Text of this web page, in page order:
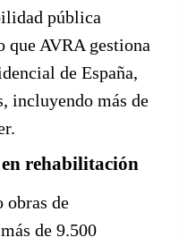
pública
que AVRA gestiona
de España,
incluyendo más de
rehabilitación
obras de
de 9.500